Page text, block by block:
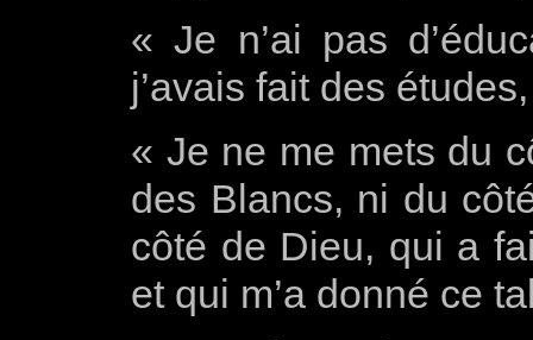
« Je n’ai pas
j’avais fait des
« Je ne me mets du
des Blancs, ni du
côté de Dieu, qui a
et qui m’a donné ce